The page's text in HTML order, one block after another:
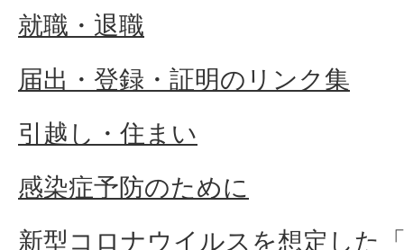
就職・退職
届出・登録・証明のリンク集
引越し・住まい
感染症予防のために
新型コロナウイルスを想定した